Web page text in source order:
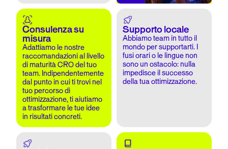
Consulenza su
misura
Adattiamo le nostre
raccomandazioni al livello
di maturità CRO del tuo
team. Indipendentemente
dal punto in cui ti trovi nel
tuo percorso di
ottimizzazione, ti aiutiamo
a trasformare le tue idee
in risultati concreti.
Supporto locale
Abbiamo team in tutto il
mondo per supportarti. I
fusi orari o le lingue non
sono un ostacolo: nulla
impedisce il successo
della tua ottimizzazione.